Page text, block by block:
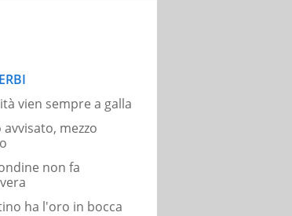
vien sempre a galla
avvisato, mezzo
non fa
ha l'oro in bocca